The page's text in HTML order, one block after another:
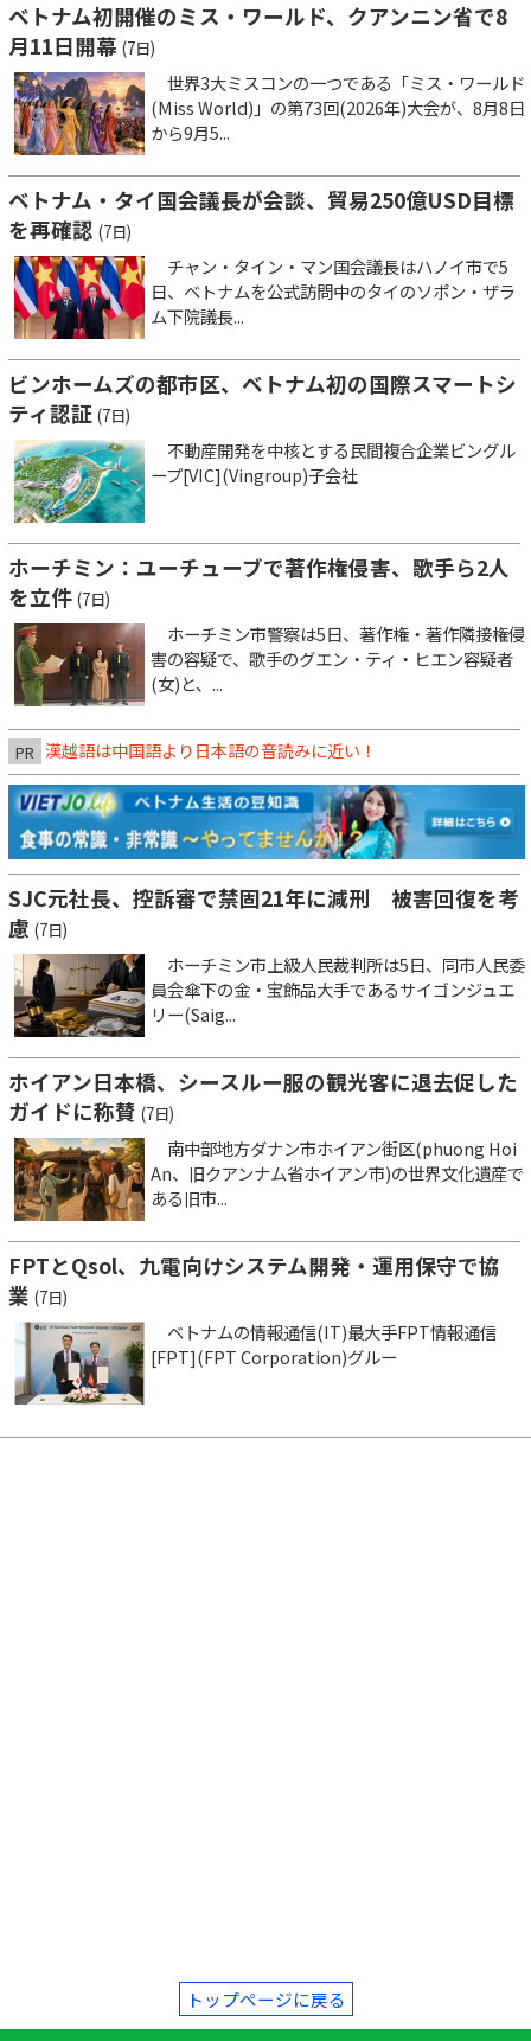
ベトナム初開催のミス・ワールド、クアンニン省で8
月11日開幕 (7日)
世界3大ミスコンの一つである「ミス・ワールド
(Miss World)」の第73回(2026年)大会が、8月8日
から9月5...
ベトナム・タイ国会議長が会談、貿易250億USD目標
を再確認 (7日)
チャン・タイン・マン国会議長はハノイ市で5
日、ベトナムを公式訪問中のタイのソポン・ザラ
ム下院議長...
ビンホームズの都市区、ベトナム初の国際スマートシ
ティ認証 (7日)
不動産開発を中核とする民間複合企業ビングル
ープ[VIC](Vingroup)子会社
ホーチミン：ユーチューブで著作権侵害、歌手ら2人
を立件 (7日)
ホーチミン市警察は5日、著作権・著作隣接権侵
害の容疑で、歌手のグエン・ティ・ヒエン容疑者
(女)と、...
PR 漢越語は中国語より日本語の音読みに近い！
SJC元社長、控訴審で禁固21年に減刑 被害回復を考
慮 (7日)
ホーチミン市上級人民裁判所は5日、同市人民委
員会傘下の金・宝飾品大手であるサイゴンジュエ
リー(Saig...
ホイアン日本橋、シースルー服の観光客に退去促した
ガイドに称賛 (7日)
南中部地方ダナン市ホイアン街区(phuong Hoi
An、旧クアンナム省ホイアン市)の世界文化遺産で
ある旧市...
FPTとQsol、九電向けシステム開発・運用保守で協
業 (7日)
ベトナムの情報通信(IT)最大手FPT情報通信
[FPT](FPT Corporation)グルー
トップページに戻る